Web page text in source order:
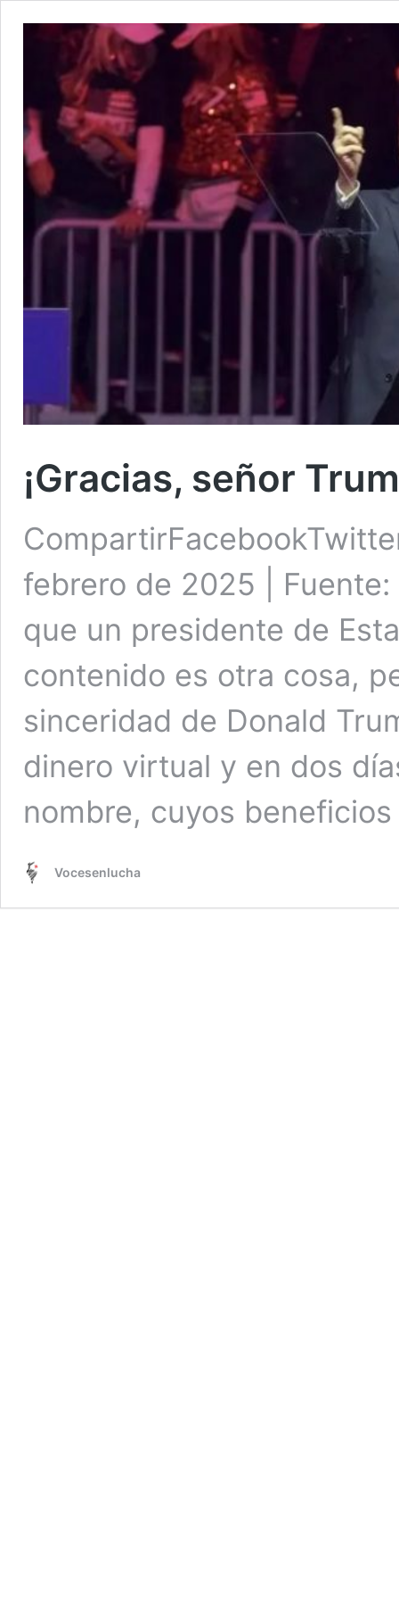
¡Gracias, señor
febrero de 2025 |
que un presidente de
contenido es otra cosa,
sinceridad de Donald
dinero virtual y en dos
nombre, cuyos
Vocesenlucha